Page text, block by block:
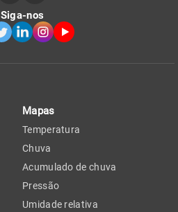
Siga-nos
Mapas
Temperatura
Chuva
Acumulado de chuva
Pressão
Umidade relativa